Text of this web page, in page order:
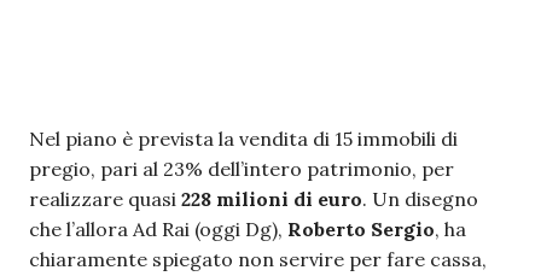
Nel piano è prevista la vendita di 15 immobili di
pregio, pari al 23% dell’intero patrimonio, per
realizzare quasi 228 milioni di euro. Un disegno
che l’allora Ad Rai (oggi Dg), Roberto Sergio, ha
chiaramente spiegato non servire per fare cassa,